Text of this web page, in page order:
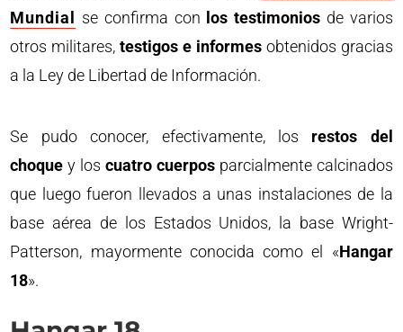
Mundial
se confirma con los testimonios de varios
otros militares,testigos e informesobtenidos gracias
a la Ley de Libertad de Información.
Se pudo conocer, efectivamente, los restos del
choque y los cuatro cuerposparcialmente calcinados
que luego fueron llevados a unas instalaciones de la
base aérea de los Estados Unidos, la base Wright-
Patterson, mayormente conocida como el «Hangar
18».